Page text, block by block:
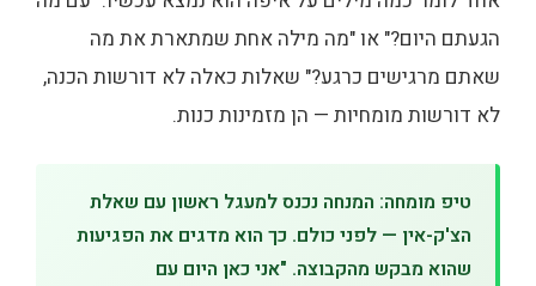
הגעתם היום?" או "מה מילה אחת שמתארת את מה
שאתם מרגישים כרגע?" שאלות כאלה לא דורשות הכנה,
לא דורשות מומחיות — הן מזמינות כנות.
טיפ מומחה: המנחה נכנס למעגל ראשון עם שאלת
הצ'ק-אין — לפני כולם. כך הוא מדגים את הפגיעות
שהוא מבקש מהקבוצה. "אני כאן היום עם